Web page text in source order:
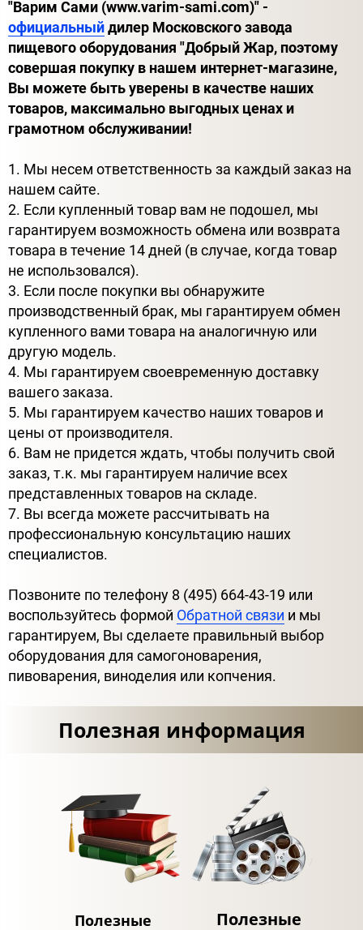
"Варим Сами (www.varim-sami.com)" -
официальныйдилер Московского завода
пищевого оборудования "Добрый Жар, поэтому
совершая покупку в нашем интернет-магазине,
Вы можете быть уверены в качестве наших
товаров, максимально выгодных ценах и
грамотном обслуживании!
1. Мы несем ответственность за каждый заказ на
нашем сайте.
2. Если купленный товар вам не подошел, мы
гарантируем возможность обмена или возврата
товара в течение 14 дней (в случае, когда товар
не использовался).
3. Если после покупки вы обнаружите
производственный брак, мы гарантируем обмен
купленного вами товара на аналогичную или
другую модель.
4. Мы гарантируем своевременную доставку
вашего заказа.
5. Мы гарантируем качество наших товаров и
цены от производителя.
6. Вам не придется ждать, чтобы получить свой
заказ, т.к. мы гарантируем наличие всех
представленных товаров на складе.
7. Вы всегда можете рассчитывать на
профессиональную консультацию наших
специалистов.
Позвоните по телефону 8 (495) 664-43-19 или
воспользуйтесь формой Обратной связи и мы
гарантируем, Вы сделаете правильный выбор
оборудования для самогоноварения,
пивоварения, виноделия или копчения.
Полезная информация
Полезные
Полезные